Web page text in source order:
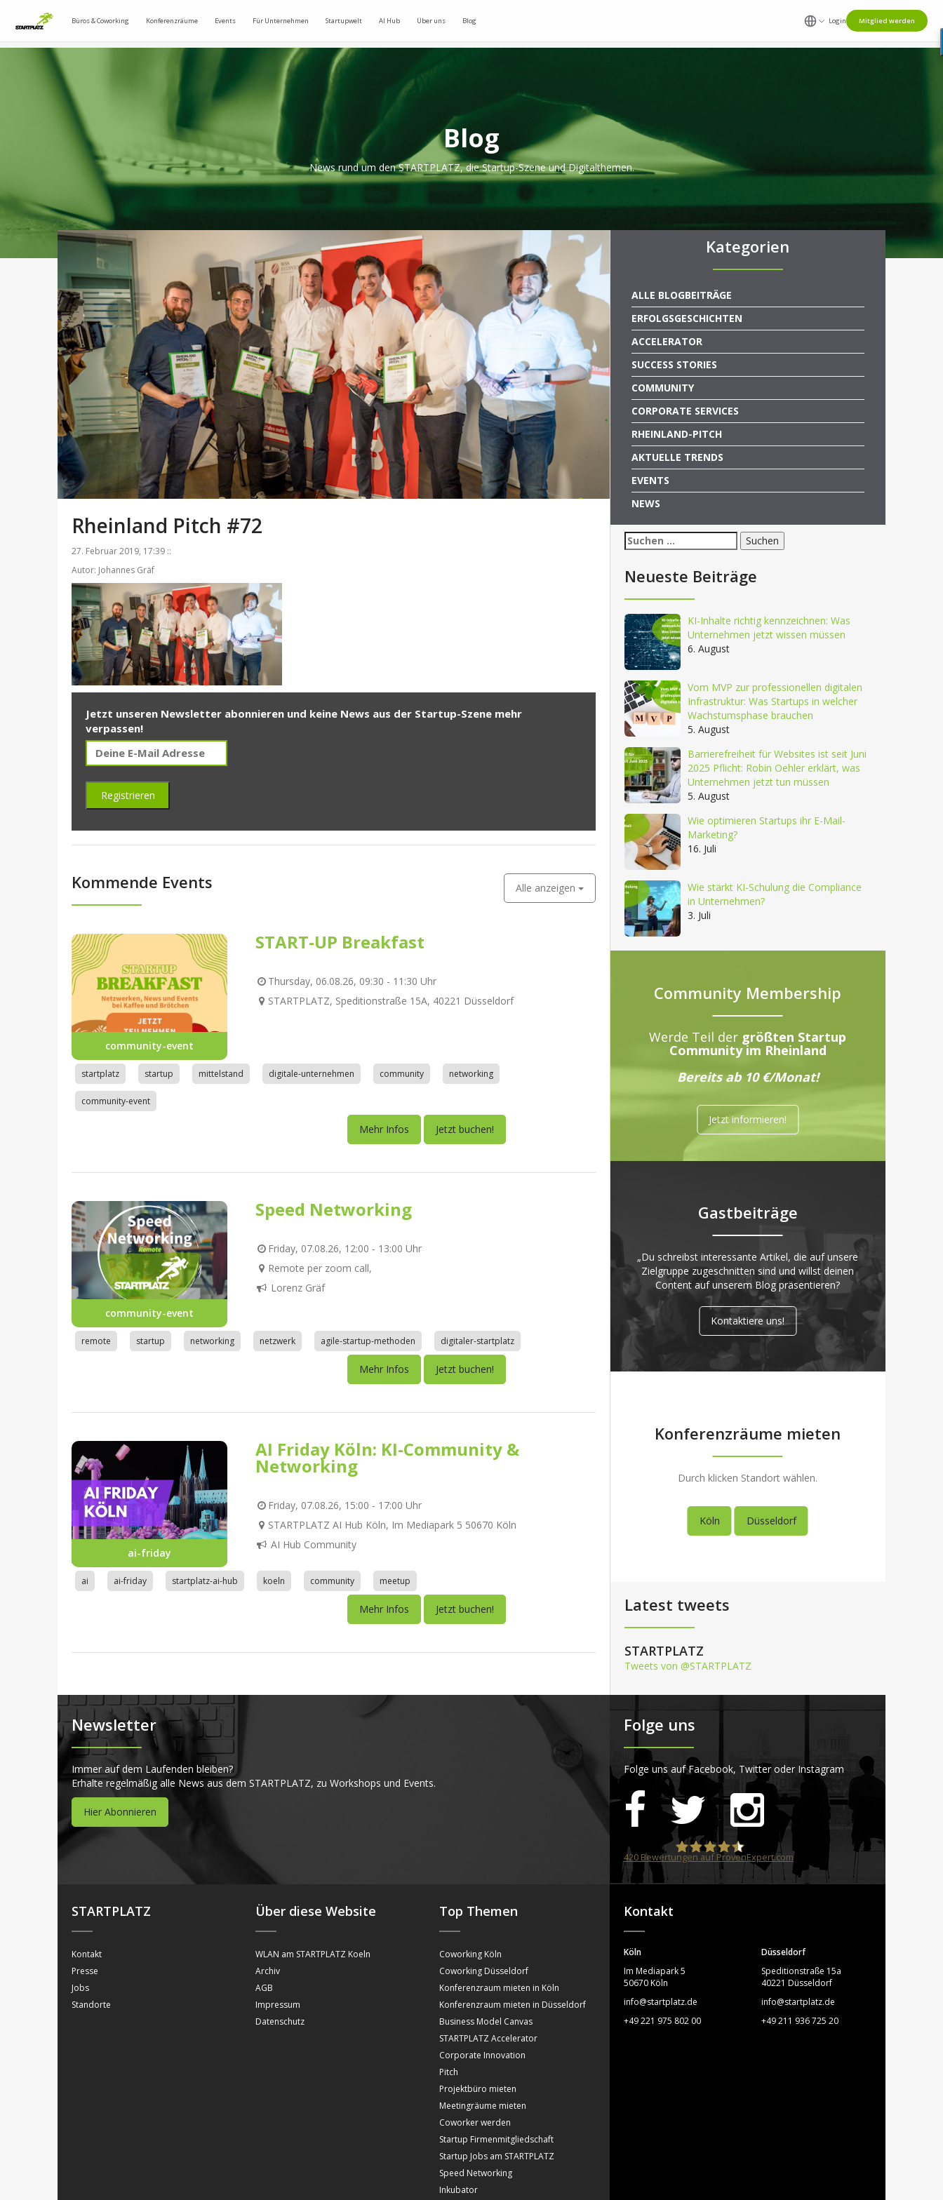
Büros & Coworking Konferenzräume Events Für Unternehmen Startupwelt AI Hub Über uns Blog Login Mitglied werden
Blog
News rund um den STARTPLATZ, die Startup-Szene und Digitalthemen.
Rheinland Pitch #72
27. Februar 2019, 17:39 ::
Autor: Johannes Gräf
Jetzt unseren Newsletter abonnieren und keine News aus der Startup-Szene mehr
verpassen!
Kommende Events Alle anzeigen
community-event
START-UP Breakfast
Thursday, 06.08.26, 09:30 - 11:30 Uhr
STARTPLATZ, Speditionstraße 15A, 40221 Düsseldorf
startplatz startup mittelstand digitale-unternehmen community networking
community-event
Mehr Infos Jetzt buchen!
community-event
Speed Networking
Friday, 07.08.26, 12:00 - 13:00 Uhr
Remote per zoom call,
Lorenz Gräf
remote startup networking netzwerk agile-startup-methoden digitaler-startplatz
Mehr Infos Jetzt buchen!
ai-friday
AI Friday Köln: KI-Community &
Networking
Friday, 07.08.26, 15:00 - 17:00 Uhr
STARTPLATZ AI Hub Köln, Im Mediapark 5 50670 Köln
AI Hub Community
ai ai-friday startplatz-ai-hub koeln community meetup
Mehr Infos Jetzt buchen!
Kategorien
ALLE BLOGBEITRÄGE
ERFOLGSGESCHICHTEN
ACCELERATOR
SUCCESS STORIES
COMMUNITY
CORPORATE SERVICES
RHEINLAND-PITCH
AKTUELLE TRENDS
EVENTS
NEWS
Suchen
nach:
Neueste Beiträge
KI-Inhalte richtig kennzeichnen: Was
Unternehmen jetzt wissen müssen
6. August
Vom MVP zur professionellen digitalen
Infrastruktur: Was Startups in welcher
Wachstumsphase brauchen
5. August
Barrierefreiheit für Websites ist seit Juni
2025 Pflicht: Robin Oehler erklärt, was
Unternehmen jetzt tun müssen
5. August
Wie optimieren Startups ihr E-Mail-
Marketing?
16. Juli
Wie stärkt KI-Schulung die Compliance
in Unternehmen?
3. Juli
Community Membership
Werde Teil der größten Startup
Community im Rheinland
Bereits ab 10 €/Monat!
Jetzt informieren!
Gastbeiträge
„Du schreibst interessante Artikel, die auf unsere
Zielgruppe zugeschnitten sind und willst deinen
Content auf unserem Blog präsentieren?
Kontaktiere uns!
Konferenzräume mieten
Durch klicken Standort wählen.
Köln Düsseldorf
Latest tweets
STARTPLATZ
Tweets von @STARTPLATZ
Newsletter
Immer auf dem Laufenden bleiben?
Erhalte regelmäßig alle News aus dem STARTPLATZ, zu Workshops und Events.
Hier Abonnieren
Folge uns
Folge uns auf Facebook, Twitter oder Instagram
STARTPLATZ
420Bewertungen auf ProvenExpert.com
STARTPLATZ
Kontakt
Presse
Jobs
Standorte
Über diese Website
WLAN am STARTPLATZ Koeln
Archiv
AGB
Impressum
Datenschutz
Top Themen
Coworking Köln
Coworking Düsseldorf
Konferenzraum mieten in Köln
Konferenzraum mieten in Düsseldorf
Business Model Canvas
STARTPLATZ Accelerator
Corporate Innovation
Pitch
Projektbüro mieten
Meetingräume mieten
Coworker werden
Startup Firmenmitgliedschaft
Startup Jobs am STARTPLATZ
Speed Networking
Inkubator
Kontakt
Köln
Im Mediapark 5
50670 Köln
info@startplatz.de
+49 221 975 802 00
Düsseldorf
Speditionstraße 15a
40221 Düsseldorf
info@startplatz.de
+49 211 936 725 20